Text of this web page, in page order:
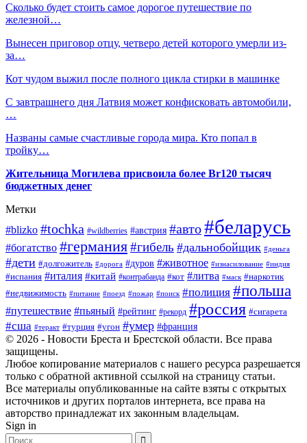
Сколько будет стоить самое дорогое путешествие по
железной…
Вынесен приговор отцу, четверо детей которого умерли из-
за…
Кот чудом выжил после полного цикла стирки в машинке
С завтрашнего дня Латвия может конфисковать автомобили,
…
Названы самые счастливые города мира. Кто попал в
тройку…
Жительница Могилева присвоила более Br120 тысяч
бюджетных денег
Метки
#blizko #tochka #wildberries #австрия #авто#беларусь
#богатство #германия#гибель #дальнобойщик #деньга
#дети #долгожитель #дорога #дуров #животное #изнасилование #индия
#испания #италия #китай #контрабанда #кот #литва #маск #наркотик
#недвижимость #питание #поезд #пожар #поиск #полиция #польша
#путешествие #пьяный #рейтинг #рекорд #россия #сигарета
#сша #теракт #турция #угон #умер #франция
© 2026 - Новости Бреста и Брестской области. Все права
защищены.
Любое копирование материалов с нашего ресурса разрешается
только с обратной активной ссылкой на страницу статьи.
Все материалы опубликованные на сайте взяты с открытых
источников и других порталов интернета, все права на
авторство принадлежат их законным владельцам.
Sign in